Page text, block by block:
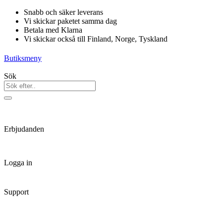
Hoppa
innehåll
Snabb och säker leverans
Vi skickar paketet samma dag
Betala med Klarna
Vi skickar också till Finland, Norge, Tyskland
Butiksmeny
Sök
Erbjudanden
Logga in
Support